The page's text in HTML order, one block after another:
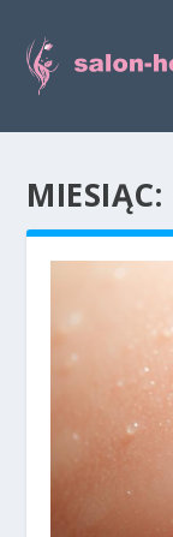
MIESIĄC: